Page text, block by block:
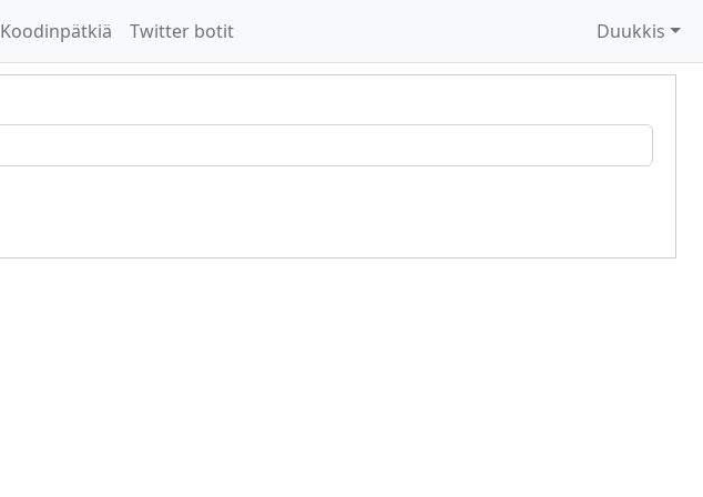
Koodinpätkiä Twitter botit Duukkis